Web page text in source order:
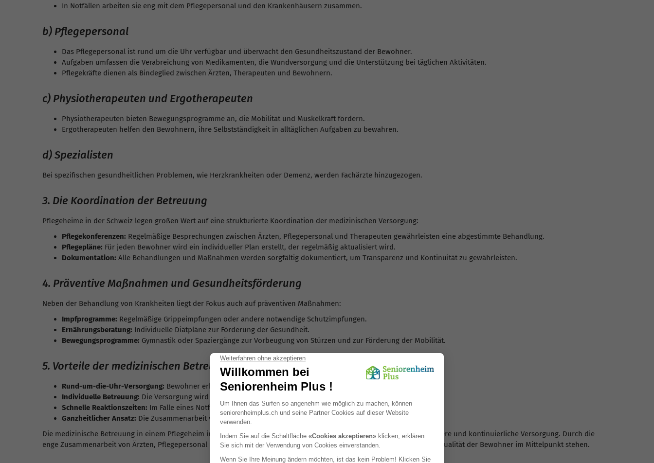
In Notfällen arbeiten sie eng mit dem Pflegepersonal und den Krankenhäusern zusammen.
b) Pflegepersonal
Das Pflegepersonal ist rund um die Uhr verfügbar und überwacht den Gesundheitszustand der Bewohner.
Aufgaben umfassen die Verabreichung von Medikamenten, die Wundversorgung und die Unterstützung bei täglichen Aktivitäten.
Pflegekräfte dienen als Bindeglied zwischen Ärzten, Therapeuten und Bewohnern.
c) Physiotherapeuten und Ergotherapeuten
Physiotherapeuten bieten Bewegungsprogramme an, die Mobilität und Muskelkraft fördern.
Ergotherapeuten helfen den Bewohnern, ihre Selbstständigkeit in alltäglichen Aufgaben zu bewahren.
d) Spezialisten
Bei spezifischen gesundheitlichen Problemen, wie Herzkrankheiten oder Demenz, werden Fachärzte hinzugezogen.
3. Die Koordination der Betreuung
Pflegeheime in der Schweiz legen großen Wert auf eine strukturierte Koordination der medizinischen Versorgung:
Pflegekonferenzen: Regelmäßige Besprechungen zwischen Ärzten, Pflegepersonal und Therapeuten gewährleisten eine abgestimmte Behandlung.
Pflegepläne: Für jeden Bewohner wird ein individueller Plan erstellt, der regelmäßig aktualisiert wird.
Dokumentation: Alle Behandlungen und Maßnahmen werden sorgfältig dokumentiert, um Transparenz und Kontinuität zu gewährleisten.
4. Präventive Maßnahmen und Gesundheitsförderung
Neben der Behandlung von Krankheiten liegt der Fokus auch auf präventiven Maßnahmen:
Impfprogramme: Regelmäßige Grippeimpfungen oder andere notwendige Schutzimpfungen.
Ernährungsberatung: Individuelle Diätpläne zur Förderung der Gesundheit.
Bewegungsprogramme: Gymnastik oder Spaziergänge zur Vorbeugung von Stürzen und zur Förderung der Mobilität.
5. Vorteile der medizinischen Betreuung in Pflegeheimen
Rund-um-die-Uhr-Versorgung: Bewohner erhalten jederzeit die notwendige Hilfe.
Individuelle Betreuung: Die Versorgung wird an die spezifischen Bedürfnisse jedes Einzelnen angepasst.
Schnelle Reaktionszeiten: Im Falle eines Notfalls ist das geschulte Personal sofort zur Stelle.
Ganzheitlicher Ansatz: Die Zusammenarbeit verschiedener Fachbereiche sorgt für eine umfassende Betreuung.
Die medizinische Betreuung in einem Pflegeheim in der Schweiz ist hervorragend organisiert und gewährleistet eine sichere und kontinuierliche Versorgung. Durch die
enge Zusammenarbeit von Ärzten, Pflegepersonal und Therapeuten wird sichergestellt, dass die Gesundheit und Lebensqualität der Bewohner im Mittelpunkt stehen.